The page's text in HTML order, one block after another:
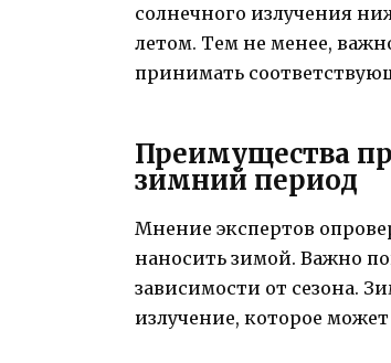
солнечного излучения
летом. Тем не менее,
принимать
Преимущества
зимний период
Мнение экспертов
наносить зимой. Важно
зависимости от сезона.
излучение, которое